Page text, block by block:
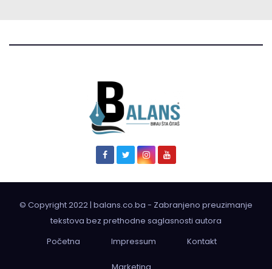
© Copyright 2022 | balans.co.ba - Zabranjeno preuzimanje
tekstova bez prethodne saglasnosti autora
Početna
Impressum Kontakt